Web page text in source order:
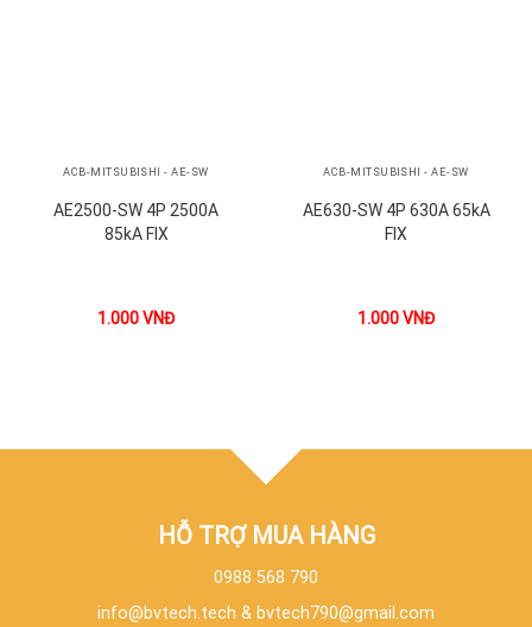
ACB-MITSUBISHI - AE-SW
AE2500-SW 4P 2500A
85kA FIX
1.000VNĐ
ACB-MITSUBISHI - AE-SW
AE630-SW 4P 630A 65kA
FIX
1.000VNĐ
HỖ TRỢ MUA HÀNG
0988 568 790
info@bvtech.tech & bvtech790@gmail.com